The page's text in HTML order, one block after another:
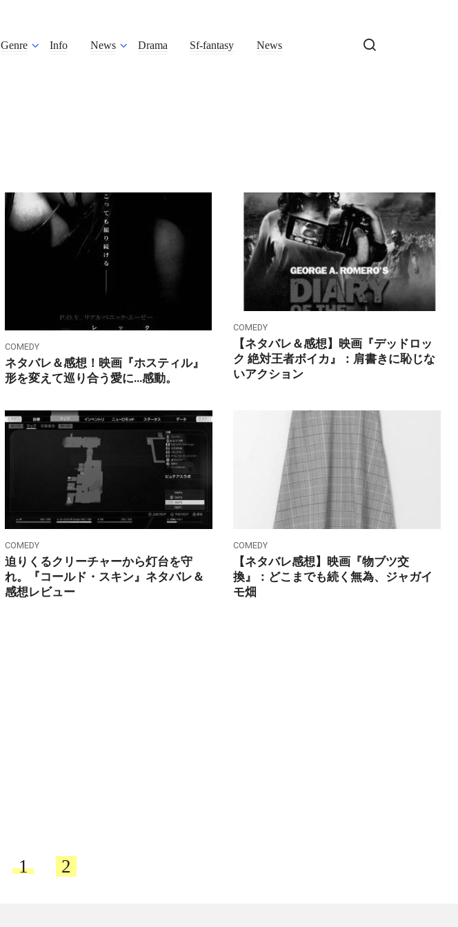
Genre Info News Drama Sf-fantasy News
COMEDY
ネタバレ＆感想！映画『ホスティル』
形を変えて巡り合う愛に…感動。
COMEDY
【ネタバレ＆感想】映画『デッドロッ
ク 絶対王者ボイカ』：肩書きに恥じな
いアクション
COMEDY
迫りくるクリーチャーから灯台を守
れ。『コールド・スキン』ネタバレ＆
感想レビュー
COMEDY
【ネタバレ感想】映画『物ブツ交
換』：どこまでも続く無為、ジャガイ
モ畑
1 2